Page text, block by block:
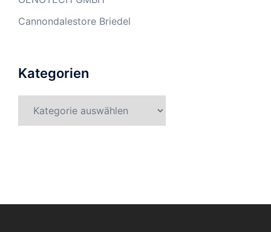
Cannondalestore Briedel
Kategorien